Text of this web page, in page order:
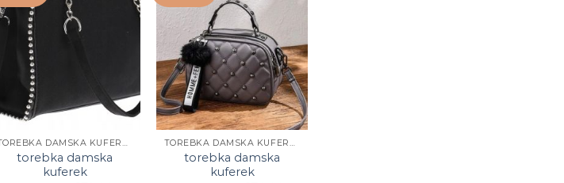
TOREBKA DAMSKA KUFEREK
torebka damska
kuferek
TOREBKA DAMSKA KUFEREK
torebka damska
kuferek